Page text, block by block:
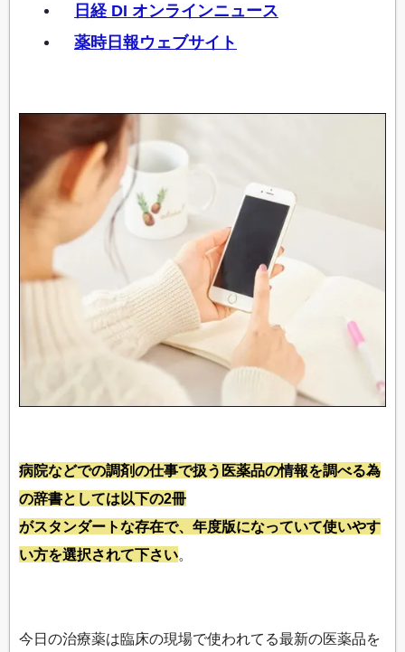
日経 DI オンラインニュース
薬時日報ウェブサイト
病院などでの調剤の仕事で扱う医薬品の情報を調べる為
の辞書としては以下の2冊
がスタンダートな存在で、年度版になっていて使いやす
い方を選択されて下さい。
今日の治療薬は臨床の現場で使われてる最新の医薬品を